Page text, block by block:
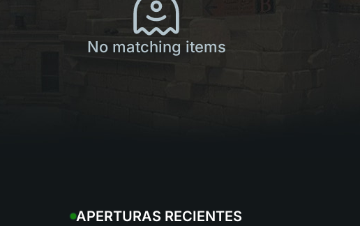
No matching items
APERTURAS RECIENTES